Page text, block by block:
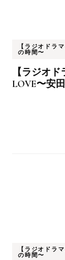
【ラジオドラ
の時間〜
【ラジオ
LOVE〜安
【ラジオドラ
の時間〜